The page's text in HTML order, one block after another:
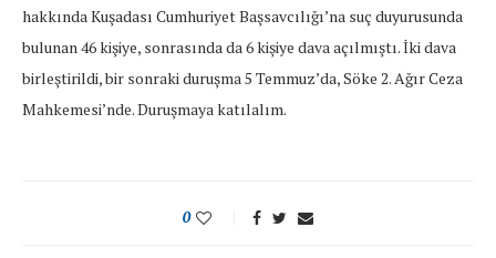
hakkında Kuşadası Cumhuriyet Başsavcılığı’na suç duyurusunda
bulunan 46 kişiye, sonrasında da 6 kişiye dava açılmıştı. İki dava
birleştirildi, bir sonraki duruşma 5 Temmuz’da, Söke 2. Ağır Ceza
Mahkemesi’nde. Duruşmaya katılalım.
0